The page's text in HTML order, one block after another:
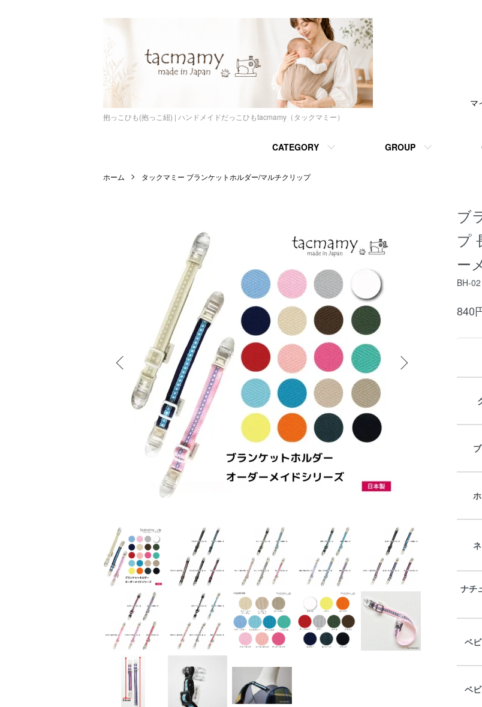
抱っこひも(抱っこ紐) | ハンドメイドだっこひもtacmamy（タックマミー）
CATEGORY GROUP
マ
ホーム タックマミー ブランケットホルダー/マルチクリップ
ブ
プ
ー
BH-02
840
ナチ
ベ
ベ